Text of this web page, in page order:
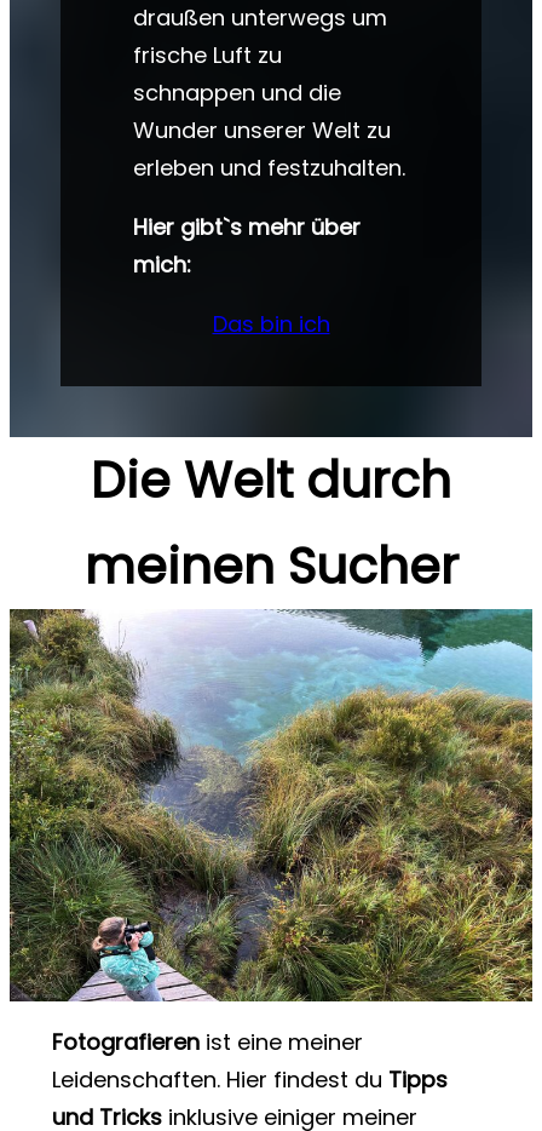
draußen unterwegs um
frische Luft zu
schnappen und die
Wunder unserer Welt zu
erleben und festzuhalten.
Hier gibt`s mehr über
mich:
Das bin ich
Die Welt durch
meinen Sucher
Fotografierenist eine meiner
Leidenschaften. Hier findest du Tipps
und Tricksinklusive einiger meiner